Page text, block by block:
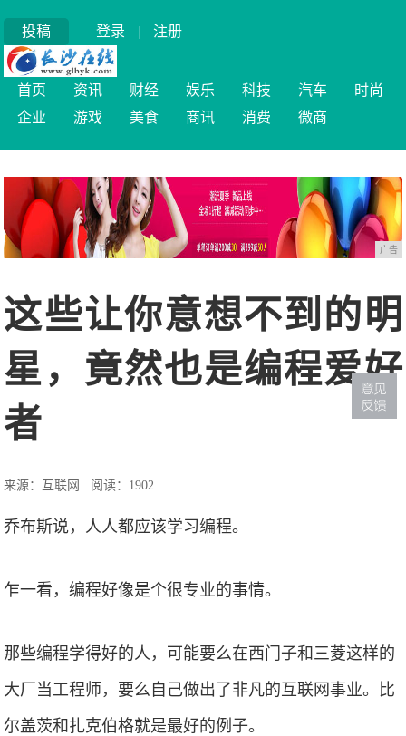
投稿 登录 | 注册
首页 资讯 财经 娱乐 科技 汽车
时尚
企业
游戏 美食 商讯 消费 微商
广告
这些让你意想不到的明
星，竟然也是编程爱好
者
来源：互联网 阅读：1902
乔布斯说，人人都应该学习编程。
乍一看，编程好像是个很专业的事情。
那些编程学得好的人，可能要么在西门子和三菱这样的
大厂当工程师，要么自己做出了非凡的互联网事业。比
尔盖茨和扎克伯格就是最好的例子。